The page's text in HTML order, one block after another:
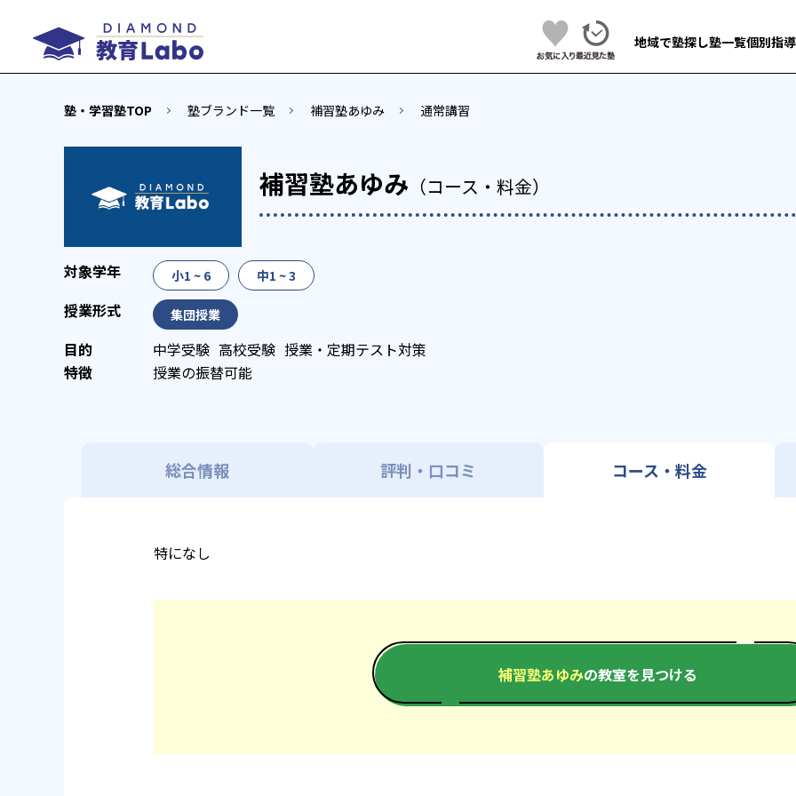
地域で塾探し塾一覧個別指
塾・学習塾TOP 塾ブランド一覧 補習塾あゆみ 通常講習
補習塾あゆみ （コース・料金）
小1 ~ 6 中1 ~ 3
集団授業
中学受験 高校受験 授業・定期テスト対策
授業の振替可能
総合情報 評判・口コミ コース・料金
特になし
補習塾あゆみの教室を見つける